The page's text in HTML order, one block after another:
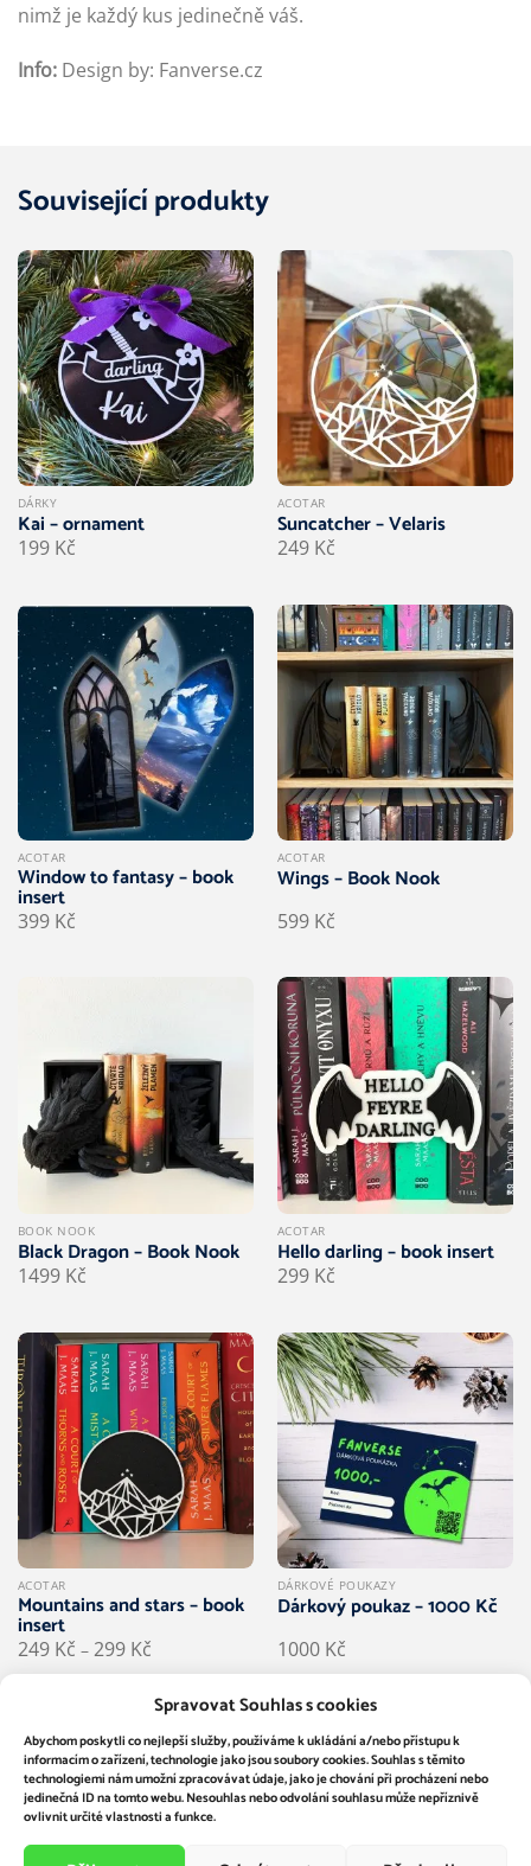
Spravovat Souhlas s cookies
Abychom poskytli co nejlepší služby, používáme k ukládání a/nebo přístupu k
informacím o zařízení, technologie jako jsou soubory cookies. Souhlas s těmito
technologiemi nám umožní zpracovávat údaje, jako je chování při procházení nebo
jedinečná ID na tomto webu. Nesouhlas nebo odvolání souhlasu může nepříznivě
ovlivnit určité vlastnosti a funkce.
nimž je každý kus jedinečně váš.
Info: Design by: Fanverse.cz
Související produkty
DÁRKY
Kai – ornament
199 Kč
ACOTAR
Suncatcher – Velaris
249 Kč
ACOTAR
Window to fantasy – book
insert
399 Kč
ACOTAR
Wings – Book Nook
599 Kč
BOOK NOOK
Black Dragon – Book Nook
1499 Kč
ACOTAR
Hello darling – book insert
299 Kč
ACOTAR
Mountains and stars – book
insert
249 Kč – 299 KčRozpětí
cen:
249 Kč
299 Kč
DÁRKOVÉ POUKAZY
Dárkový poukaz – 1000 Kč
1000 Kč
Přijímáme platby
Pay